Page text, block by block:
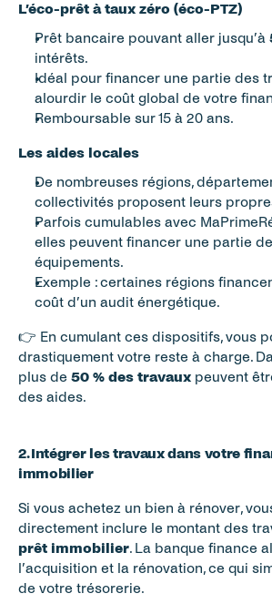
L’éco-prêt à taux zéro (éco-PTZ)
Prêt bancaire pouvant aller jusqu’à
intérêts.
Idéal pour financer une partie des
alourdir le coût global de votre
Remboursable sur 15 à 20 ans.
Les aides locales
De nombreuses régions,
collectivités proposent leurs
Parfois cumulables avec
elles peuvent financer une partie
équipements.
Exemple : certaines régions
coût d’un audit énergétique.
👉 En cumulant ces dispositifs, vous
drastiquement votre reste à charge.
plus de 50 % des travaux peuvent
des aides.
2. Intégrer les travaux dans votre
immobilier
Si vous achetez un bien à rénover,
prêt immobilier. La banque finance
l’acquisition et la rénovation, ce qui
de votre trésorerie.